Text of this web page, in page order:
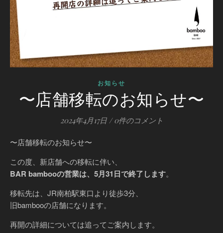
お知らせ
〜店舗移転のお知らせ〜
2024年4月17日 / 0件のコメント
〜店舗移転のお知らせ〜
この度、新店舗への移転に伴い、
BAR bambooの営業は、5月31日で終了します。
移転先は、JR南柏駅東口より徒歩3分、
旧bambooの店舗になります。
再開の詳細については追ってご案内します。